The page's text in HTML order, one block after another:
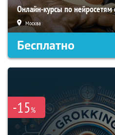
Онлайн-курсы по
Москва
Бесплатно
-15%